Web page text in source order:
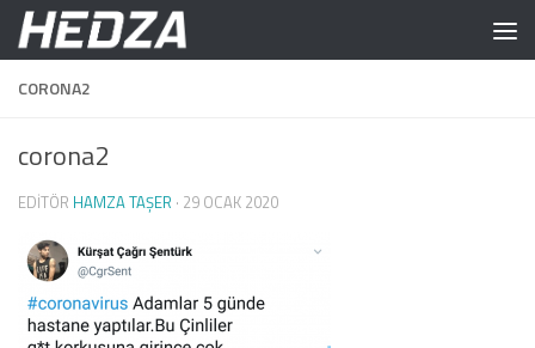
Skip to content
CORONA2
corona2
EDITÖR HAMZA TAŞER · 29 OCAK 2020